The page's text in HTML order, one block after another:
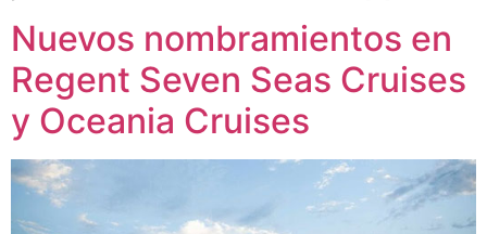
Nuevos nombramientos en
Regent Seven Seas Cruises
y Oceania Cruises